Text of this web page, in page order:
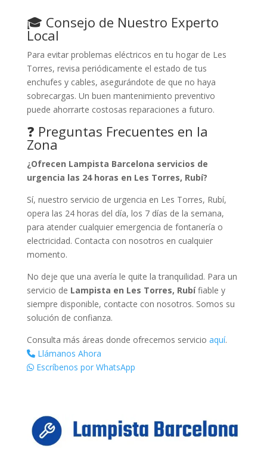
🎓 Consejo de Nuestro Experto
Local
Para evitar problemas eléctricos en tu hogar de Les
Torres, revisa periódicamente el estado de tus
enchufes y cables, asegurándote de que no haya
sobrecargas. Un buen mantenimiento preventivo
puede ahorrarte costosas reparaciones a futuro.
❓ Preguntas Frecuentes en la
Zona
¿Ofrecen Lampista Barcelona servicios de
urgencia las 24 horas en Les Torres, Rubí?
Sí, nuestro servicio de urgencia en Les Torres, Rubí,
opera las 24 horas del día, los 7 días de la semana,
para atender cualquier emergencia de fontanería o
electricidad. Contacta con nosotros en cualquier
momento.
No deje que una avería le quite la tranquilidad. Para un
servicio de Lampista en Les Torres, Rubífiable y
siempre disponible, contacte con nosotros. Somos su
solución de confianza.
Consulta más áreas donde ofrecemos servicio aquí.
Llámanos Ahora
Escríbenos por WhatsApp